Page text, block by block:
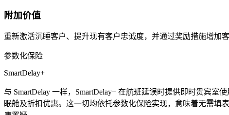
附加价值
重新激活沉睡客户、提升现有客户忠诚度，并通过奖励措施增加
参数化保险
SmartDelay+
与 SmartDelay 一样，SmartDelay+ 在航班延误时提供即时贵宾
眠舱及折扣优惠。这一切均依托参数化保险实现，意味着无需填